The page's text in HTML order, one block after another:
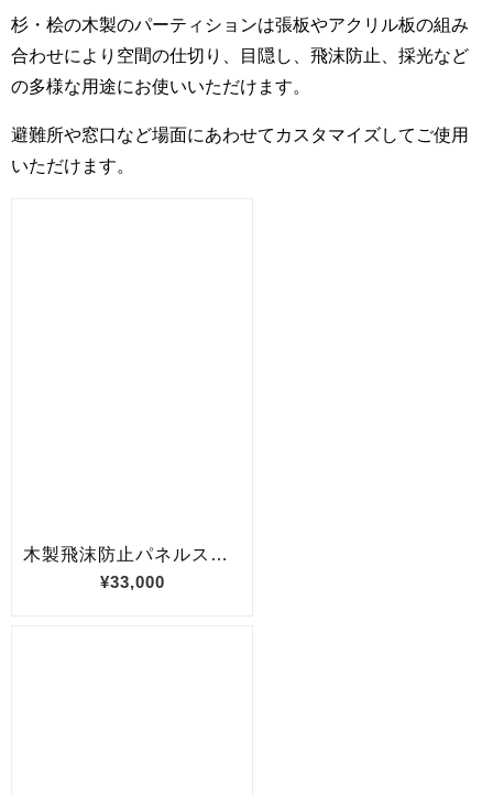
杉・桧の木製のパーティションは張板やアクリル板の組み
合わせにより空間の仕切り、目隠し、飛沫防止、採光など
の多様な用途にお使いいただけます。
避難所や窓口など場面にあわせてカスタマイズしてご使用
いただけます。